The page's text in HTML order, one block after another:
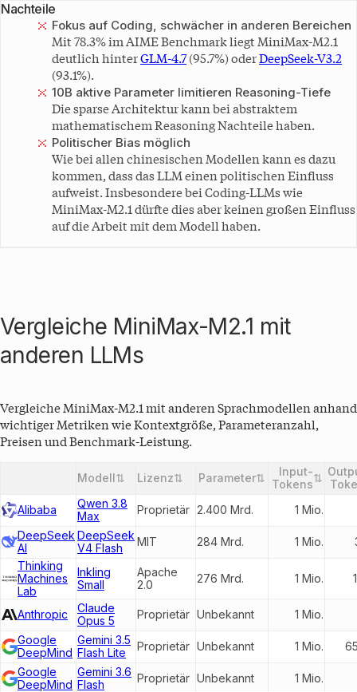
Nachteile
Fokus auf Coding, schwächer in anderen Bereichen
Mit 78.3% im AIME Benchmark liegt MiniMax-M2.1
deutlich hinterGLM-4.7(95.7%) oderDeepSeek-V3.2
(93.1%).
10B aktive Parameter limitieren Reasoning-Tiefe
Die sparse Architektur kann bei abstraktem
mathematischem Reasoning Nachteile haben.
Politischer Bias möglich
Wie bei allen chinesischen Modellen kann es dazu
kommen, dass das LLM einen politischen Einfluss
aufweist. Insbesondere bei Coding-LLMs wie
MiniMax-M2.1 dürfte dies aber keinen großen Einfluss
auf die Arbeit mit dem Modell haben.
Vergleiche MiniMax-M2.1 mit
anderen LLMs
Vergleiche MiniMax-M2.1 mit anderen Sprachmodellen anhand
wichtiger Metriken wie Kontextgröße, Parameteranzahl,
Preisen und Benchmark-Leistung.
Modell⇅ Lizenz⇅ Parameter⇅
Input-
Tokens⇅
Alibaba
Qwen 3.8
Max
Proprietär 2.400 Mrd.
1 Mio.
DeepSeek
AI
DeepSeek
V4 Flash
MIT 284 Mrd. 1 Mio.
Thinking
Machines
Lab
Inkling
Small
Apache
2.0
276 Mrd. 1 Mio.
Anthropic
Claude
Opus 5
Proprietär Unbekannt
1 Mio.
Google
DeepMind
Gemini 3.5
Flash Lite
Proprietär Unbekannt 1 Mio.
Google
DeepMind
Gemini 3.6
Flash
Proprietär Unbekannt 1 Mio.